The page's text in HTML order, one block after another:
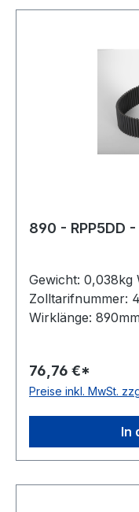
890 - RPP5DD -
Gewicht: 0,038kg
Zolltarifnummer:
Wirklänge:
76,76 €*
Preise inkl. MwSt.
In